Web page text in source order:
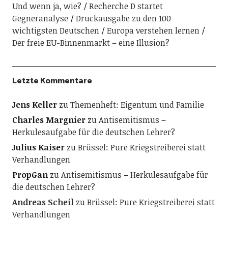
Und wenn ja, wie?
Recherche D startet
Gegneranalyse
Druckausgabe zu den 100
wichtigsten Deutschen
Europa verstehen lernen
Der freie EU-Binnenmarkt – eine Illusion?
Letzte Kommentare
Jens KellerzuThemenheft: Eigentum und Familie
Charles MargnierzuAntisemitismus –
Herkulesaufgabe für die deutschen Lehrer?
Julius KaiserzuBrüssel: Pure Kriegstreiberei statt
Verhandlungen
PropGanzuAntisemitismus – Herkulesaufgabe für
die deutschen Lehrer?
Andreas ScheilzuBrüssel: Pure Kriegstreiberei statt
Verhandlungen